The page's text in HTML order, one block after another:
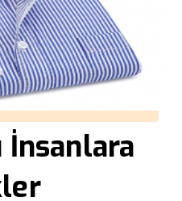
İnsanlara